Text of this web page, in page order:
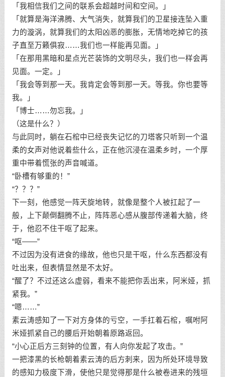
「我相信我们之间的联系会超越时间和空间。」
「就算是海洋沸腾、大气消失，就算我们的卫星接连坠入重
力的漩涡，就算我们的太阳凶恶的膨胀，无情地吃掉它的孩
子直至万籁俱寂……我们也一样能再见面。」
「在那用黑暗和星点光芒装饰的文明尽头，我们也一样会再
见面。一定。」
「我会等到那一天。我肯定会等到那一天。等我。你也要等
我。」
「博士……勿忘我。」
（这是什么？）
与此同时，躺在石棺中已经丧失记忆的刀塔客只听到一个温
柔的女声对他说着些什么，正在他沉浸在温柔乡时，一个厚
重中带着慌张的声音喊道。
“卧槽有够重的！”
“？？？”
下一刻，他感觉一阵天旋地转，就像是整个人被扛起了一
般，上下颠倒翻腾不止，阵阵恶心感从腹部传递着大脑，终
于，他忍不住干呕了起来。
“呕——”
不过因为没有进食的缘故，他也只是干呕，什么东西都没有
吐出来，但表情显然是不太好。
“醒了？不过还这么虚弱，看来不能把你丢出来，阿米娅，抓
紧我。”
“嗯……”
素云涛感知了一下对方身体的亏空，一手扛着石棺，嘱咐阿
米娅抓紧自己的腰后开始朝着原路返回。
“小心正后方三刻钟的位置，有人向你发起了攻击。”
一把漆黑的长枪朝着素云涛的后方刺来，因为所处环境导致
的感知力极度下滑，使他只是觉得那是什么被卷进来的残垣